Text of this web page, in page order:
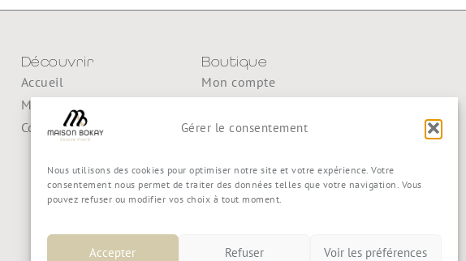
Gérer le consentement
Nous utilisons des cookies pour optimiser notre site et votre expérience. Votre
consentement nous permet de traiter des données telles que votre navigation. Vous
pouvez refuser ou modifier vos choix à tout moment.
Accepter Refuser Voir les préférences
Découvrir
Accueil
Maison Bokay
Contact
Boutique
Mon compte
Commande